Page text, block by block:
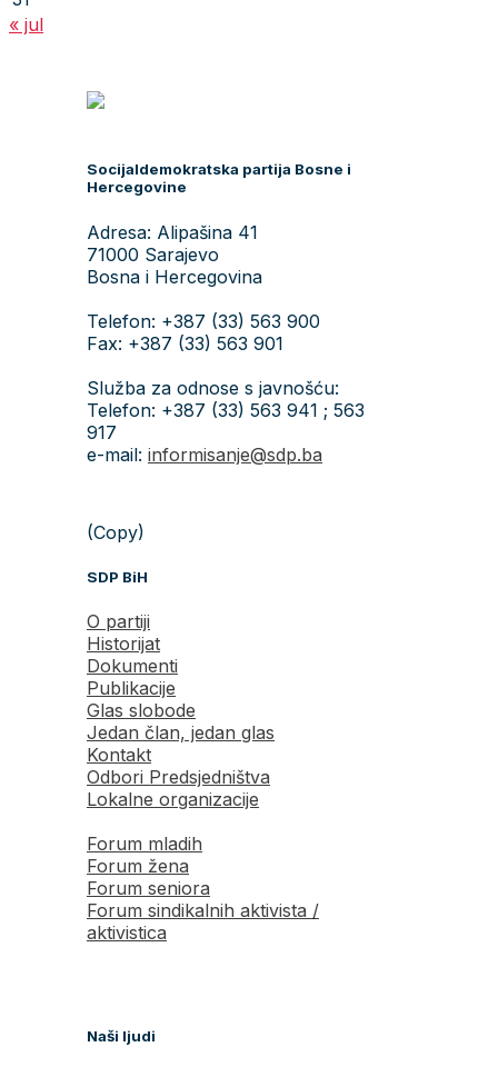
« jul
Socijaldemokratska partija Bosne i
Hercegovine
Adresa: Alipašina 41
71000 Sarajevo
Bosna i Hercegovina
Telefon: +387 (33) 563 900
Fax: +387 (33) 563 901
Služba za odnose s javnošću:
Telefon: +387 (33) 563 941 ; 563
917
e-mail: informisanje@sdp.ba
(Copy)
SDP BiH
O partiji
Historijat
Dokumenti
Publikacije
Glas slobode
Jedan član, jedan glas
Kontakt
Odbori Predsjedništva
Lokalne organizacije
Forum mladih
Forum žena
Forum seniora
Forum sindikalnih aktivista /
aktivistica
Naši ljudi